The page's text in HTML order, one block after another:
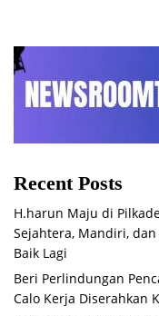
Recent Posts
H.harun Maju di
Sejahtera, Mandiri,
Baik Lagi
Beri Perlindungan
Calo Kerja Diserahkan